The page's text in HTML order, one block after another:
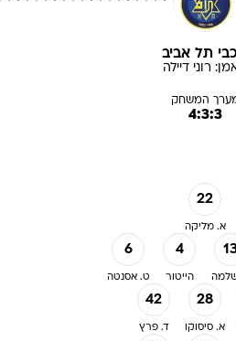
תל אביב
רוני דיילה
המשחק
4:3:3
22
א. מליקה
6
ט. אסנטה
4
הייטור
42
ד. פרץ
28
א. סיסוקו